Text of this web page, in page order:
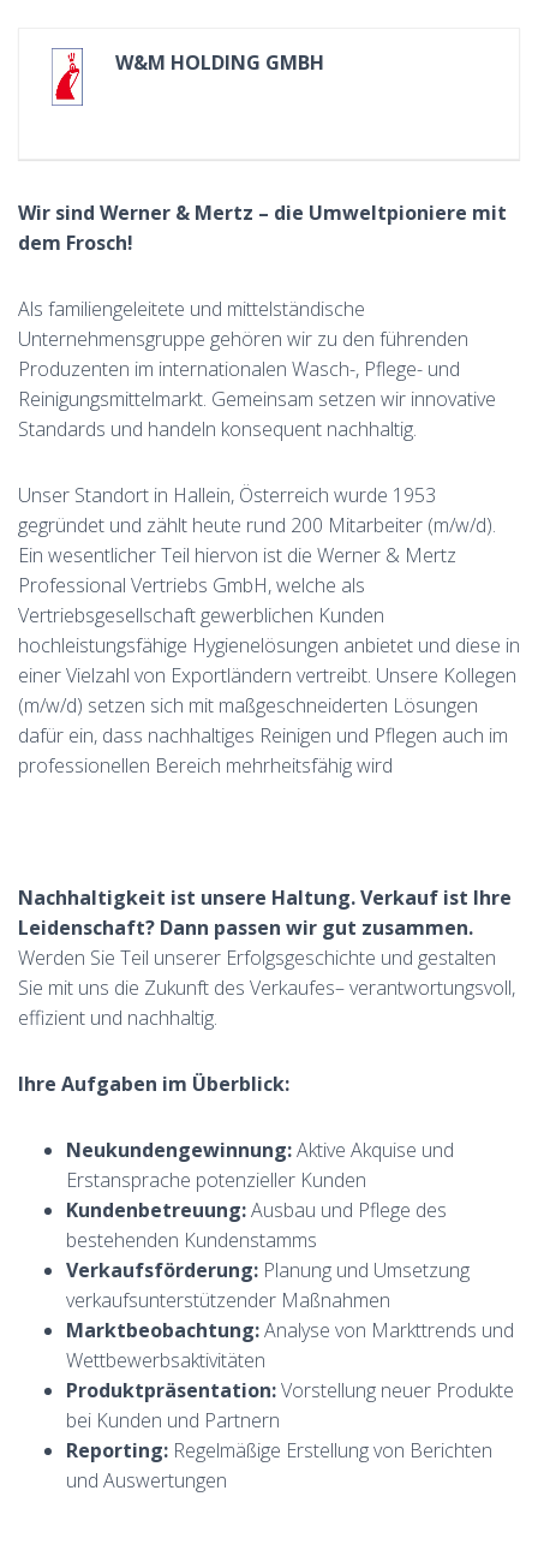
W&M HOLDING GMBH
Wir sind Werner & Mertz – die Umweltpioniere mit
dem Frosch!
Als familiengeleitete und mittelständische
Unternehmensgruppe gehören wir zu den führenden
Produzenten im internationalen Wasch-, Pflege- und
Reinigungsmittelmarkt. Gemeinsam setzen wir innovative
Standards und handeln konsequent nachhaltig.
Unser Standort in Hallein, Österreich wurde 1953
gegründet und zählt heute rund 200 Mitarbeiter (m/w/d).
Ein wesentlicher Teil hiervon ist die Werner & Mertz
Professional Vertriebs GmbH, welche als
Vertriebsgesellschaft gewerblichen Kunden
hochleistungsfähige Hygienelösungen anbietet und diese in
einer Vielzahl von Exportländern vertreibt. Unsere Kollegen
(m/w/d) setzen sich mit maßgeschneiderten Lösungen
dafür ein, dass nachhaltiges Reinigen und Pflegen auch im
professionellen Bereich mehrheitsfähig wird
Nachhaltigkeit ist unsere Haltung. Verkauf ist Ihre
Leidenschaft? Dann passen wir gut zusammen.
Werden Sie Teil unserer Erfolgsgeschichte und gestalten
Sie mit uns die Zukunft des Verkaufes– verantwortungsvoll,
effizient und nachhaltig.
Ihre Aufgaben im Überblick:
Neukundengewinnung:Aktive Akquise und
Erstansprache potenzieller Kunden
Kundenbetreuung:Ausbau und Pflege des
bestehenden Kundenstamms
Verkaufsförderung: Planung und Umsetzung
verkaufsunterstützender Maßnahmen
Marktbeobachtung:Analyse von Markttrends und
Wettbewerbsaktivitäten
Produktpräsentation:Vorstellung neuer Produkte
bei Kunden und Partnern
Reporting: Regelmäßige Erstellung von Berichten
und Auswertungen